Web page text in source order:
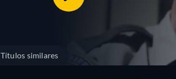
Títulos similares